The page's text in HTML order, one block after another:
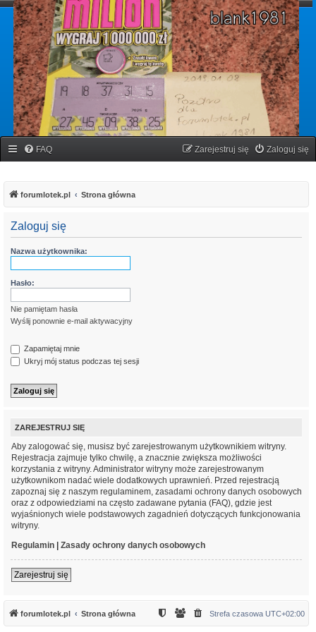
forumlotek.pl
Forum gier liczbowych
FAQ Zaloguj się
Zarejestruj się
forumlotek.pl Strona główna
Zaloguj się
Nazwa użytkownika:
Hasło:
Nie pamiętam hasła
Wyślij ponownie e-mail aktywacyjny
Zapamiętaj mnie
Ukryj mój status podczas tej sesji
ZAREJESTRUJ SIĘ
Aby zalogować się, musisz być zarejestrowanym użytkownikiem witryny.
Rejestracja zajmuje tylko chwilę, a znacznie zwiększa możliwości
korzystania z witryny. Administrator witryny może zarejestrowanym
użytkownikom nadać wiele dodatkowych uprawnień. Przed rejestracją
zapoznaj się z naszym regulaminem, zasadami ochrony danych osobowych
oraz z odpowiedziami na często zadawane pytania (FAQ), gdzie jest
wyjaśnionych wiele podstawowych zagadnień dotyczących funkcjonowania
witryny.
Regulamin
Zasady ochrony danych osobowych
Zarejestruj się
forumlotek.pl Strona główna Strefa czasowa UTC+02:00